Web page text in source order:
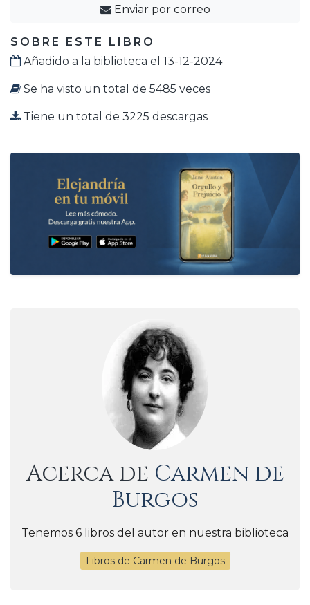
Enviar por correo
SOBRE ESTE LIBRO
Añadido a la biblioteca el 13-12-2024
Se ha visto un total de 5485 veces
Tiene un total de 3225 descargas
Acerca de Carmen de
Burgos
Tenemos 6 libros del autor en nuestra biblioteca
Libros de Carmen de Burgos